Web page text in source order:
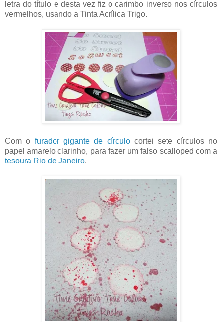
letra do título e desta vez fiz o carimbo inverso nos círculos
vermelhos, usando a Tinta Acrílica Trigo.
Com o furador gigante de círculocortei sete círculos no
papel amarelo clarinho, para fazer um falso scalloped com a
tesoura Rio de Janeiro.